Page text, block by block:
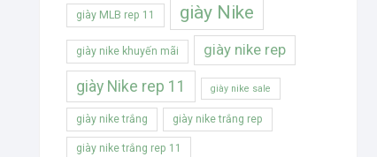
giày MLB rep 11 giày Nike
giày nike khuyến mãi giày nike rep
giày Nike rep 11 giày nike sale
giày nike trắng giày nike trắng rep
giày nike trắng rep 11